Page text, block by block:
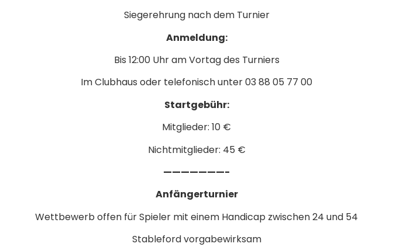
Siegerehrung nach dem Turnier
Anmeldung:
Bis 12:00 Uhr am Vortag des Turniers
Im Clubhaus oder telefonisch unter 03 88 05 77 00
Startgebühr:
Mitglieder: 10 €
Nichtmitglieder: 45 €
———————-
Anfängerturnier
Wettbewerb offen für Spieler mit einem Handicap zwischen 24 und 54
Stableford vorgabewirksam